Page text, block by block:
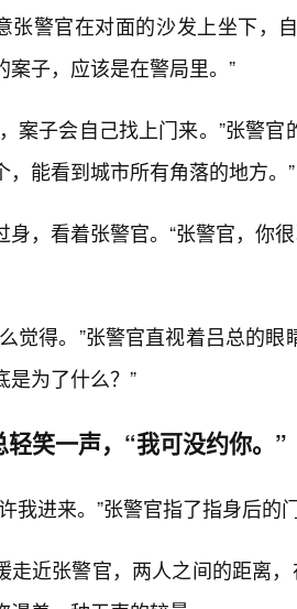
张警官在对面的沙发上坐下，
案子，应该是在警局里。”
案子会自己找上门来。”张警
，能看到城市所有角落的地方。”
身，看着张警官。“张警官，你
觉得。”张警官直视着吕总的
是为了什么？”
轻笑一声，“我可没约你。”
我进来。”张警官指了指身后的
走近张警官，两人之间的距离